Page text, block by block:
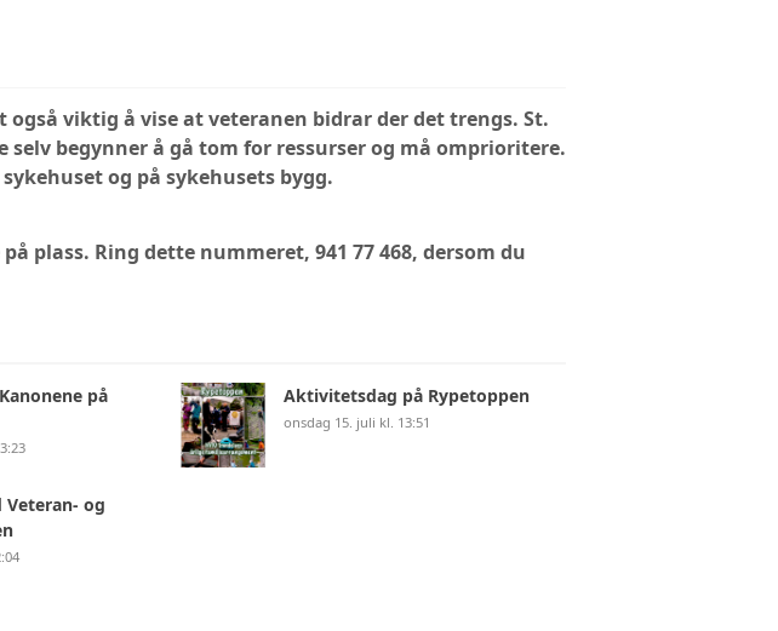
viktig å vise at veteranen bidrar der det trengs. St.
begynner å gå tom for ressurser og må omprioritere.
og på sykehusets bygg.
plass. Ring dette nummeret, 941 77 468, dersom du
på
Aktivitetsdag på Rypetoppen
onsdag 15. juli kl. 13:51
og